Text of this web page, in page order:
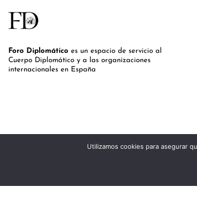
Foro Diplomático es un espacio de servicio al
Cuerpo Diplomático y a las organizaciones
internacionales en España
Utilizamos cookies para asegurar